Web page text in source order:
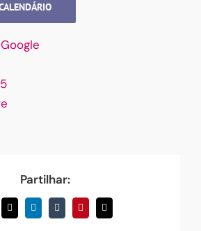
Partilhar:
X LinkedInTumblrPinterestEmail
(necessário